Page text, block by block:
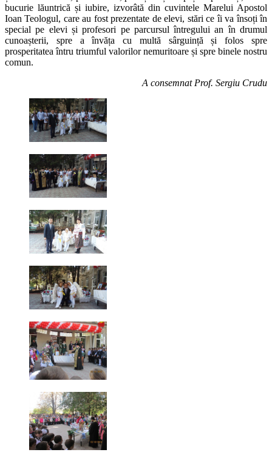
bucurie lăuntrică și iubire, izvorâtă din cuvintele Marelui Apostol
Ioan Teologul, care au fost prezentate de elevi, stări ce îi va însoți în
special pe elevi și profesori pe parcursul întregului an în drumul
cunoașterii, spre a învăța cu multă sârguință și folos spre
prosperitatea întru triumful valorilor nemuritoare și spre binele nostru
comun.
A consemnat Prof. Sergiu Crudu